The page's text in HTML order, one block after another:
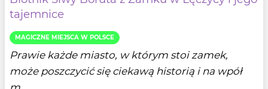
tajemnice
MAGICZNE MIEJSCA W POLSCE
Prawie każde miasto, w którym stoi zamek,
może poszczycić się ciekawą historią i na wpół